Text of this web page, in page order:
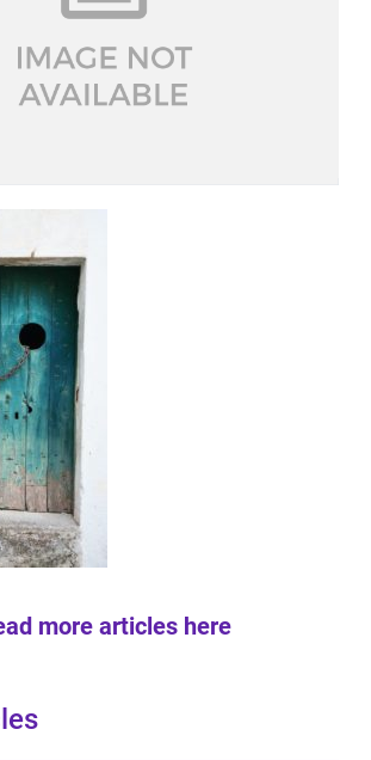
more articles here